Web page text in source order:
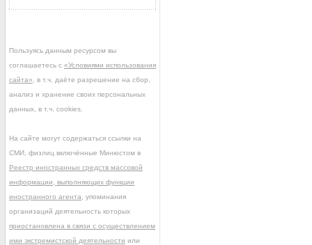
Пользуясь данным ресурсом вы
соглашаетесь с «Условиями использования
сайта» , в т.ч. даёте разрешение на сбор,
анализ и хранение своих персональных
данных, в т.ч. cookies.
На сайте могут содержаться ссылки на
СМИ, физлиц включённые Минюстом в
Реестр иностранных средств массовой
информации, выполняющих функции
иностранного агента , упоминания
организаций деятельность которых
приостановлена в связи с осуществлением
ими экстремистской деятельности или